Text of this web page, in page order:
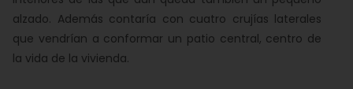
alzado. Además contaría con cuatro crujías laterales
que vendrían a conformar un patio central, centro de
la vida de la vivienda.